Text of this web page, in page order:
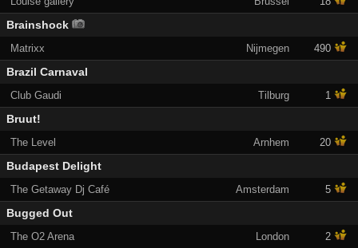
Brainshock
Matrixx Nijmegen 490
Brazil Carnaval
Club Gaudi Tilburg 1
Bruut!
The Level Arnhem 20
Budapest Delight
The Getaway Dj Café Amsterdam 5
Bugged Out
The O2 Arena London 2